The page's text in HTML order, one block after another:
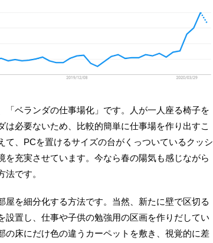
「ベランダの仕事場化」です。人が一人座る椅子を
必要ないため、比較的簡単に仕事場を作り出すこ
て、PCを置けるサイズの台がくっついているクッシ
を充実させています。今なら春の陽気も感じながら
です。
屋を細分化する方法です。当然、新たに壁で区切る
設置し、仕事や子供の勉強用の区画を作りだしてい
の床にだけ色の違うカーペットを敷き、視覚的に差